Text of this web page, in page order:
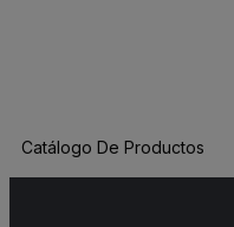
Catálogo De Productos